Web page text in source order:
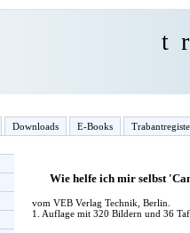
Downloads E-Books
Wie helfe ich mir selbst
vom VEB Verlag Technik, Berlin.
1. Auflage mit 320 Bildern und 36